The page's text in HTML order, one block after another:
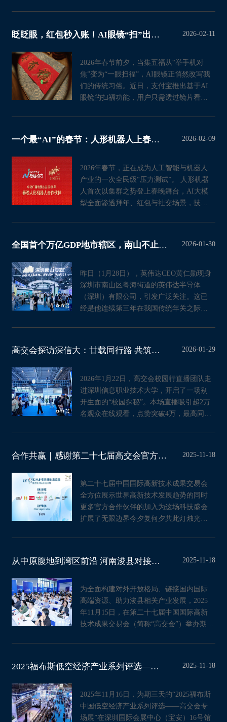
眨眨眼，红包秒入账！AI眼镜“扫”出春节科技年味 2026-02-11
2026年春节前夕，当集五福从“举手机对
焦”变为“一眼扫福”，AI眼镜正悄然改写我
们的传统习俗。近日，支付宝推出基于AI
眼镜的扫福功能，用户只需透过镜片看
一个最“AI”的春节：人形机器人上春晚与大模型入口之战 2026-02-09
2026年春节，正在成为人工智能与机器人
产业的一次全民级“压力测试”。 人形机器
人首次以集群之势登上春晚舞台，AI大模
型全面渗透拜年、红包与社交场景，技术
全国首个万亿GDP地市辖区，南山不止有英伟达 2026-01-30
昨日（1月28日），英伟达CEO黄仁勋现身
深圳市南山区粤海街道的英伟达半导体
（深圳）有限公司，引发广泛关注。这已
经是他连续第三年在我国传统年关之际到
高交会探访深信大：廿载同行路 共筑科创沃土 2026-01-29
2026年1月22日，高交会校园行直播团队走
进深圳信息职业技术大学，开启了一场别
开生面的“校园探秘”。本场直播吸引超2万
名观众在线观看，点赞突破4万，最高同时
合作共赢｜感谢第二十七届高交会官方合作伙伴们的全力支持 2025-11-18
第二十七届中国国际高新技术成果交易会
全方位展示世界高新技术发展趋势的同时
更多官方合作伙伴的加入为这场科技盛会
扩展了无限边界今夕复何夕共此灯烛光在
从中原腹地到湾区前沿 河南浚县对接大湾区招商推介会在深圳成功举办 2025-11-18
为全面构建对外开放格局、链接国内国际
高端资源、助力浚县相关产业发展，2025
年11月15日，在第二十七届中国国际高新
技术成果交易会（简称“高交会”）举办期
2025福布斯低空经济产业系列评选——高交会专场展圆满收官聚合产业力量、共 2025-11-18
2025年11月16日，为期三天的“2025福布斯
中国低空经济产业系列评选——高交会专
场展”在深圳国际会展中心（宝安）16号馆